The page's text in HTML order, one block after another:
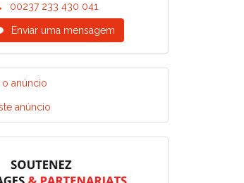
00237 233 430 041
Enviar uma mensagem
anúncio
anúncio